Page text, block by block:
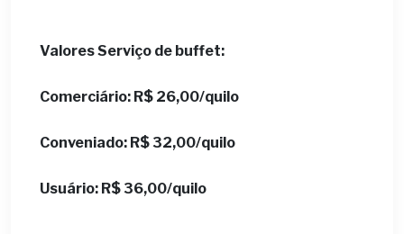
Valores Serviço de buffet:
Comerciário: R$ 26,00/quilo
Conveniado: R$ 32,00/quilo
Usuário: R$ 36,00/quilo